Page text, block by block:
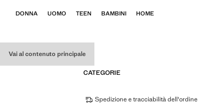
Vai al contenuto principale
DONNA UOMO TEEN BAMBINI HOME
CATEGORIE
Spedizione e tracciabilità dell'ordine